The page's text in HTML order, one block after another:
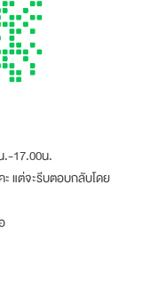
.-17.00น.
แต่จะรีบตอบกลับโดย